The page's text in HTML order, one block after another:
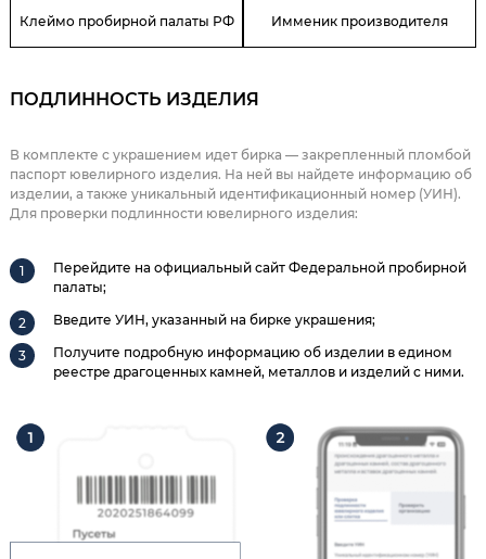
Клеймо пробирной палаты РФ Имменик производителя
ПОДЛИННОСТЬ ИЗДЕЛИЯ
В комплекте с украшением идет бирка — закрепленный пломбой
паспорт ювелирного изделия. На ней вы найдете информацию об
изделии, а также уникальный идентификационный номер (УИН).
Для проверки подлинности ювелирного изделия:
Перейдите на официальный сайт Федеральной пробирной
палаты;
Введите УИН, указанный на бирке украшения;
Получите подробную информацию об изделии в едином
реестре драгоценных камней, металлов и изделий с ними.